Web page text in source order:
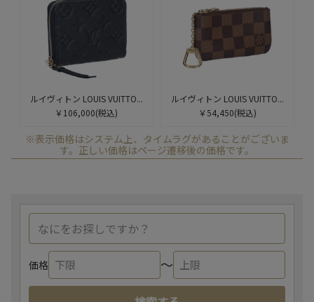
ルイヴィトン LOUIS VUITTO...
￥106,000(税込)
ルイヴィトン LOUIS VUITTO...
￥54,450(税込)
※表示価格はシステム上、タイムラグがあることがございま
す。正しい価格はページ遷移後の価格です。
価格 〜